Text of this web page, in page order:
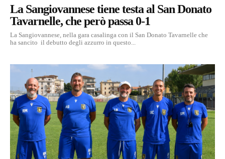
La Sangiovannese tiene testa al San Donato
Tavarnelle, che però passa 0-1
La Sangiovannese, nella gara casalinga con il San Donato Tavarnelle che
ha sancito il debutto degli azzurro in questo...